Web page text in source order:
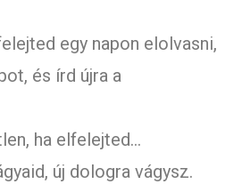
egy napon elolvasni,
és írd újra a
ha elfelejted…
új dologra vágysz.